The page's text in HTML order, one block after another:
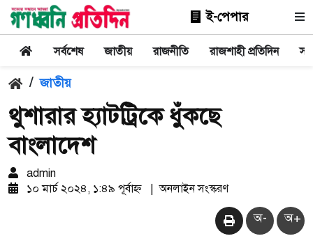
ই-পেপার
সর্বশেষ জাতীয় রাজনীতি রাজশাহী প্রতিদিন
/ জাতীয়
থুশারার হ্যাটট্রিকে ধুঁকছে
বাংলাদেশ
admin
১০ মার্চ ২০২৪, ১:৪৯ পূর্বাহ্ন
| অনলাইন সংস্করণ
অ- অ+